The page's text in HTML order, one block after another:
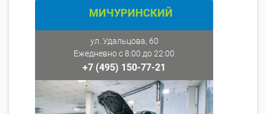
МИЧУРИНСКИЙ
ул. Удальцова, 60
Ежедневно с 8:00 до 22:00
+7 (495) 150-77-21